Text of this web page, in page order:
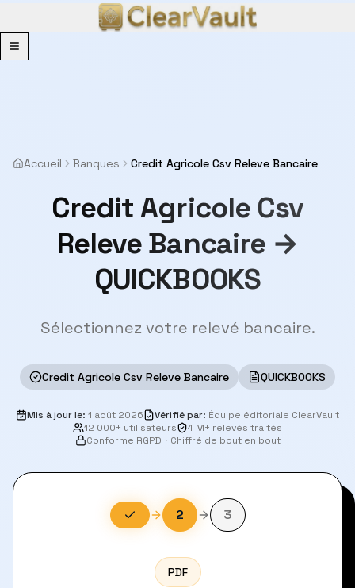
Menu
Accueil Banques Credit Agricole Csv Releve Bancaire
Credit Agricole Csv
Releve Bancaire →
QUICKBOOKS
Sélectionnez votre relevé bancaire.
Credit Agricole Csv Releve Bancaire QUICKBOOKS
Mis à jour le: 1 août 2026 Vérifié par: Équipe éditoriale ClearVault
12 000+ utilisateurs
4 M+ relevés traités
Conforme RGPD · Chiffré de bout en bout
2 3
PDF